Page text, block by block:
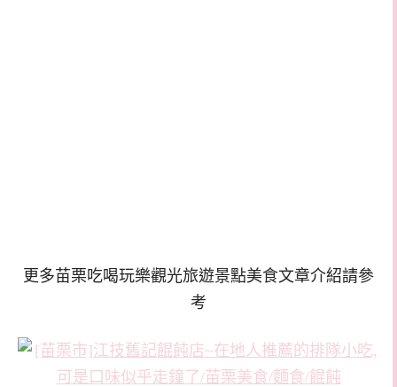
更多苗栗吃喝玩樂觀光旅遊景點美食文章介紹請參
考